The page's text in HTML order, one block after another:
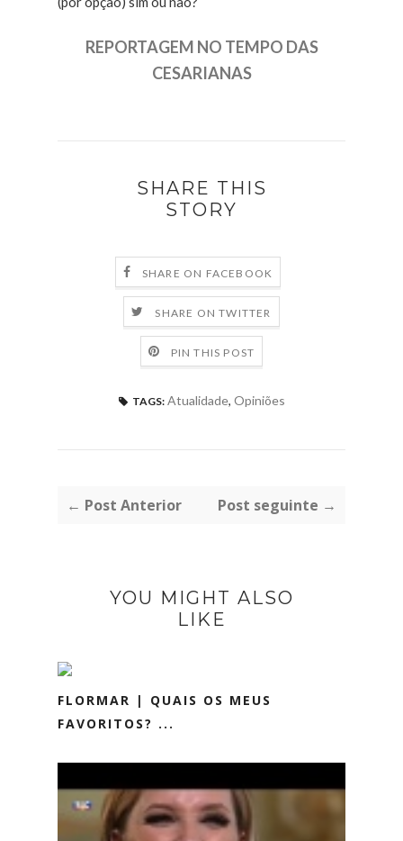
REPORTAGEM NO TEMPO DAS
CESARIANAS
SHARE THIS
STORY
SHARE ON FACEBOOK
SHARE ON TWITTER
PIN THIS POST
TAGS: Atualidade, Opiniões
← Post Anterior Post seguinte →
YOU MIGHT ALSO
LIKE
FLORMAR | QUAIS OS MEUS
FAVORITOS? ...